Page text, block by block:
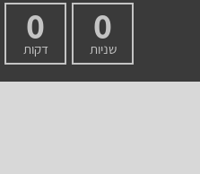
0
שניות
0
דקות